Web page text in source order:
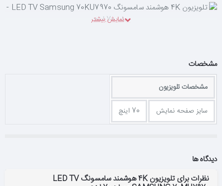
گسترده‌تری از رنگ‌ها و گرادیان های رنگ را به تصویر می‌کشد که کاملاً
نزدیک به واقعیت است، و شما را به واقعیت تصاویر در طبیعت نزدیک‌تر
یعنی چهار برابر نمایشگر Full HD—برای ایجاد تصاویر دقیق نیاز به نقاط
مشخصات
مشخصات تلویزیون
سایز صفحه نمایش
70 اینچ
دیدگاه ها
نظرات برای تلویزیون 4K هوشمند سامسونگ LED TV